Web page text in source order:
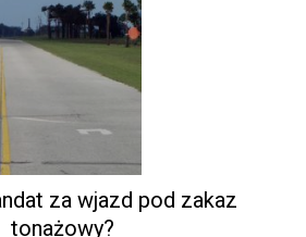
za wjazd pod zakaz
tonażowy?